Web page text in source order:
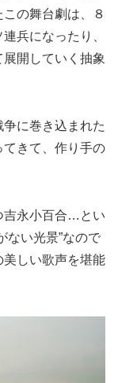
の舞台劇は、８
兵になったり、
開していく抽象
に巻き込まれた
てきて、作り手の
吉永小百合…とい
ない光景”なので
しい歌声を堪能